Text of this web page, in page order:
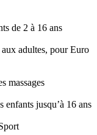
de 2 à 16 ans
adultes, pour Euro
massages
enfants jusqu’à 16 ans